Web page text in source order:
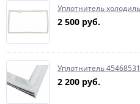
Уплотнитель
2 500 руб.
Уплотнитель
2 200 руб.